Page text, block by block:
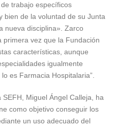
trabajo específicos
bien de la voluntad de su Junta
nueva disciplina». Zarco
vez que la Fundación
características, aunque
igualmente
es Farmacia Hospitalaria”.
Miguel Ángel Calleja, ha
como objetivo conseguir los
un uso adecuado del